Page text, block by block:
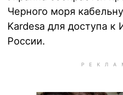
Черного моря
Kardesa для доступа к
России.